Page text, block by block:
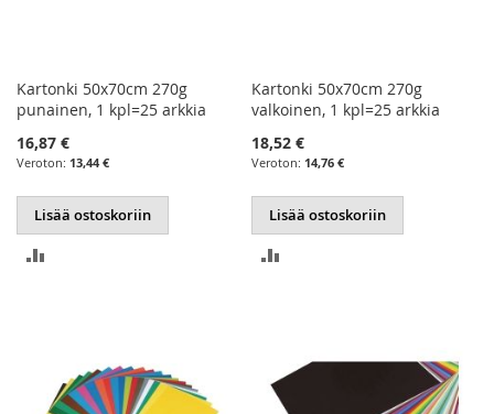
Kartonki 50x70cm 270g
punainen, 1 kpl=25 arkkia
16,87 €
13,44 €
Lisää ostoskoriin
Kartonki 50x70cm 270g
valkoinen, 1 kpl=25 arkkia
18,52 €
14,76 €
Lisää ostoskoriin